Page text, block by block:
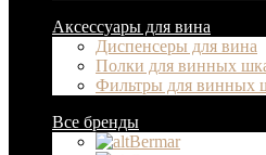
Аксессуары для вина
Диспенсеры для вина
Полки для винных
Фильтры для винных
Все бренды
Bermar